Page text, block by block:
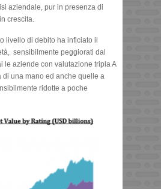
aziendale, pur in presenza di
crescita.
livello di debito ha inficiato il
sensibilmente peggiorati dal
le aziende con valutazione tripla A
di una mano ed anche quelle a
ridotte a poche